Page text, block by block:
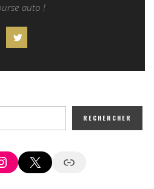
auto !
RECHERCHER
X Google News